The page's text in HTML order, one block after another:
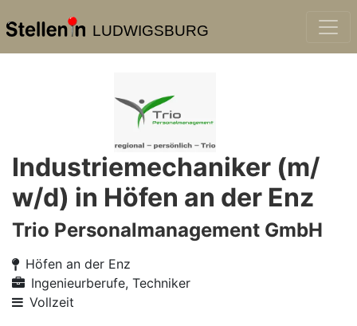
LUDWIGSBURG
Industriemechaniker (m/
w/d) in Höfen an der Enz
Trio Personalmanagement GmbH
Höfen an der Enz
Ingenieurberufe, Techniker
Vollzeit